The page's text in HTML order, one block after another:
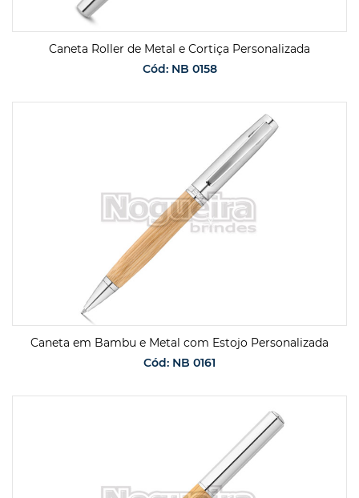
Caneta Roller de Metal e Cortiça Personalizada
Cód: NB 0158
Caneta em Bambu e Metal com Estojo Personalizada
Cód: NB 0161